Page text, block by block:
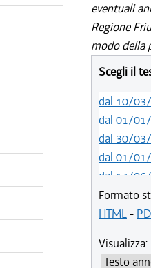
eventuali
Regione
modo della
Scegli il
dal 10/
dal 01/
dal 30/
dal 01/
dal 14/
dal 16/
dal 20/
dal 14/
Formato
HTML-
Visualizza: